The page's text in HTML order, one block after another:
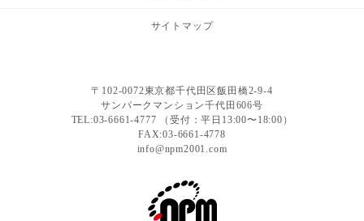
サイトマップ
〒102-0072東京都千代田区飯田橋2-9-4
サンパークマンション千代田606号
TEL:03-6661-4777 （受付：平日13:00〜18:00）
FAX:03-6661-4778
info@npm2001.com